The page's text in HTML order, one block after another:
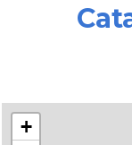
+